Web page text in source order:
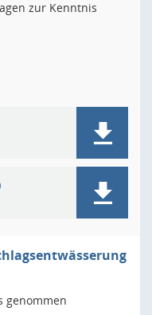
zur Kenntnis
genommen